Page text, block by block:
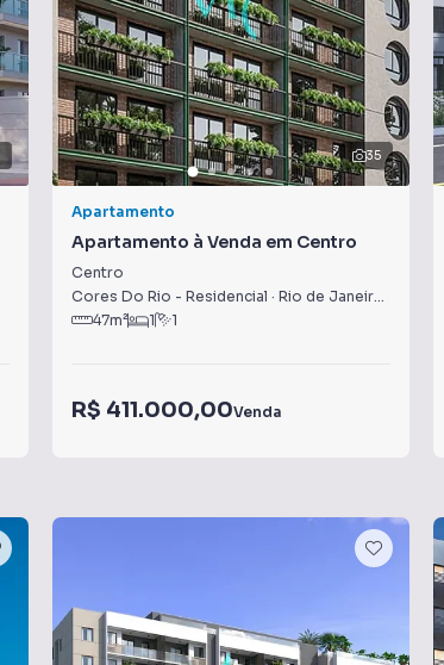
RJ
35
Apartamento
Apartamento à Venda em Centro
Centro
Cores Do Rio - Residencial · Rio de Janeiro
47m² 1 1
R$ 411.000,00Venda